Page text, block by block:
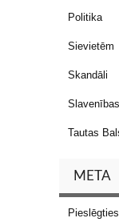
Politika
Sievietēm
Skandāli
Slavenības
Tautas
META
Pieslēgties